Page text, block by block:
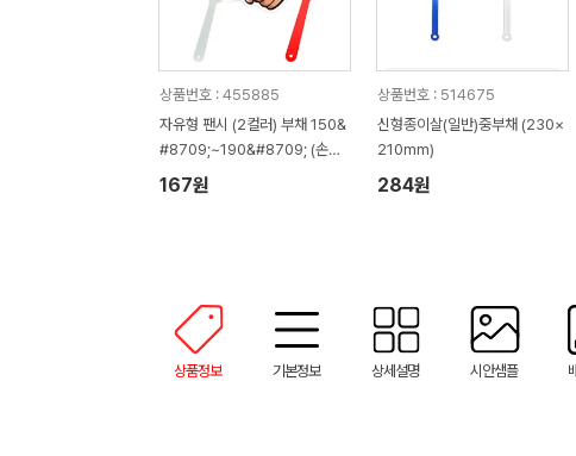
상품번호 : 455885
자유형 팬시 (2컬러) 부채 150&
#8709;~190&#8709; (손잡
이110mm)
167원
상품번호 : 514675
신형종이살(일반)중부채 (230×
210mm)
284원
상품정보 기본정보 상세설명 시안샘플